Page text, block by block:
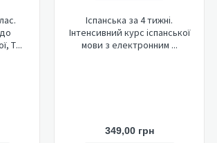
Т...
Іспанська за 4 тижні.
Інтенсивний курс іспанської
мови з електронним ...
349,00 грн